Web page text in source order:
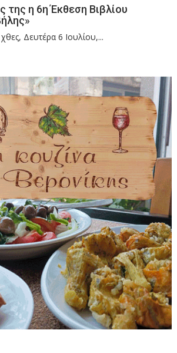
της η 6η Έκθεση Βιβλίου
χθες, Δευτέρα 6 Ιουλίου,...